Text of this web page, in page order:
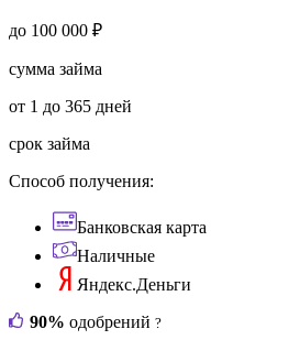
до 100 000 ₽
сумма займа
от 1 до 365 дней
срок займа
Способ получения:
Банковская карта
Наличные
Яндекс.Деньги
90% одобрений ?